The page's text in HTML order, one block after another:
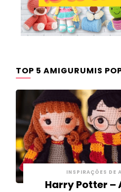
TOP 5 AMIGURUMIS
INSPIRAÇÕES DE
Harry Potter